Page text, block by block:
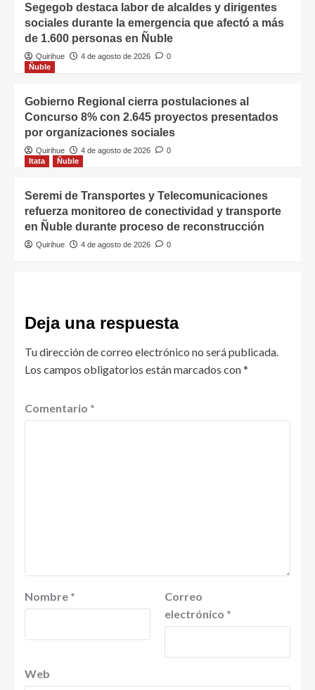
Segegob destaca labor de alcaldes y dirigentes
sociales durante la emergencia que afectó a más
de 1.600 personas en Ñuble
Quirihue 4 de agosto de 2026
0
Ñuble
Gobierno Regional cierra postulaciones al
Concurso 8% con 2.645 proyectos presentados
por organizaciones sociales
Quirihue 4 de agosto de 2026
0
Itata
Ñuble
Seremi de Transportes y Telecomunicaciones
refuerza monitoreo de conectividad y transporte
en Ñuble durante proceso de reconstrucción
Quirihue 4 de agosto de 2026 0
Deja una respuesta
Tu dirección de correo electrónico no será publicada.
Los campos obligatorios están marcados con*
Comentario *
Nombre *
Correo
electrónico *
Web